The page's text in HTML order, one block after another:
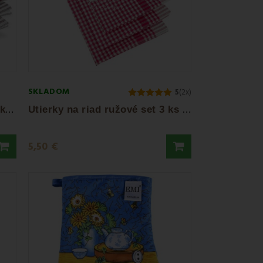
U
tierky na riad bordové set 3 ks EMI
SKLADOM 5(2x)
U
tierky na riad ružové set 3 ks EMI
5,50 €